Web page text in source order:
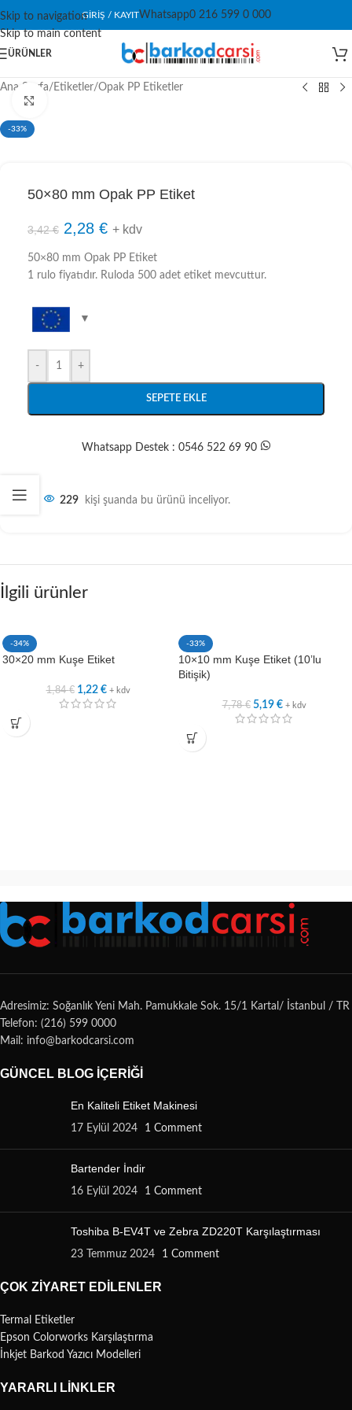
Skip to navigation
Skip to main content
GIRIŞ / KAYITWhatsapp0 216 599 0 000
ÜRÜNLER
Ana Sayfa/ Etiketler/Opak PP Etiketler
-33%
50×80 mm Opak PP Etiket
3,42€ 2,28 € + kdv
50×80 mm Opak PP Etiket
1 rulo fiyatıdır. Ruloda 500 adet etiket mevcuttur.
- +
SEPETE EKLE
Whatsapp Destek : 0546 522 69 90
229 kişi şuanda bu ürünü inceliyor.
İlgili ürünler
-34%
30×20 mm Kuşe Etiket
1,84€ 1,22 € + kdv
-33%
10×10 mm Kuşe Etiket (10’lu
Bitişik)
7,78€ 5,19 € + kdv
Adresimiz: Soğanlık Yeni Mah. Pamukkale Sok. 15/1 Kartal/ İstanbul / TR
Telefon: (216) 599 0000
Mail: info@barkodcarsi.com
GÜNCEL BLOG İÇERIĞI
En Kaliteli Etiket Makinesi
17 Eylül 2024 1 Comment
Bartender İndir
16 Eylül 2024 1 Comment
Toshiba B-EV4T ve Zebra ZD220T Karşılaştırması
23 Temmuz 2024 1 Comment
ÇOK ZIYARET EDILENLER
Termal Etiketler
Epson Colorworks Karşılaştırma
İnkjet Barkod Yazıcı Modelleri
YARARLI LINKLER